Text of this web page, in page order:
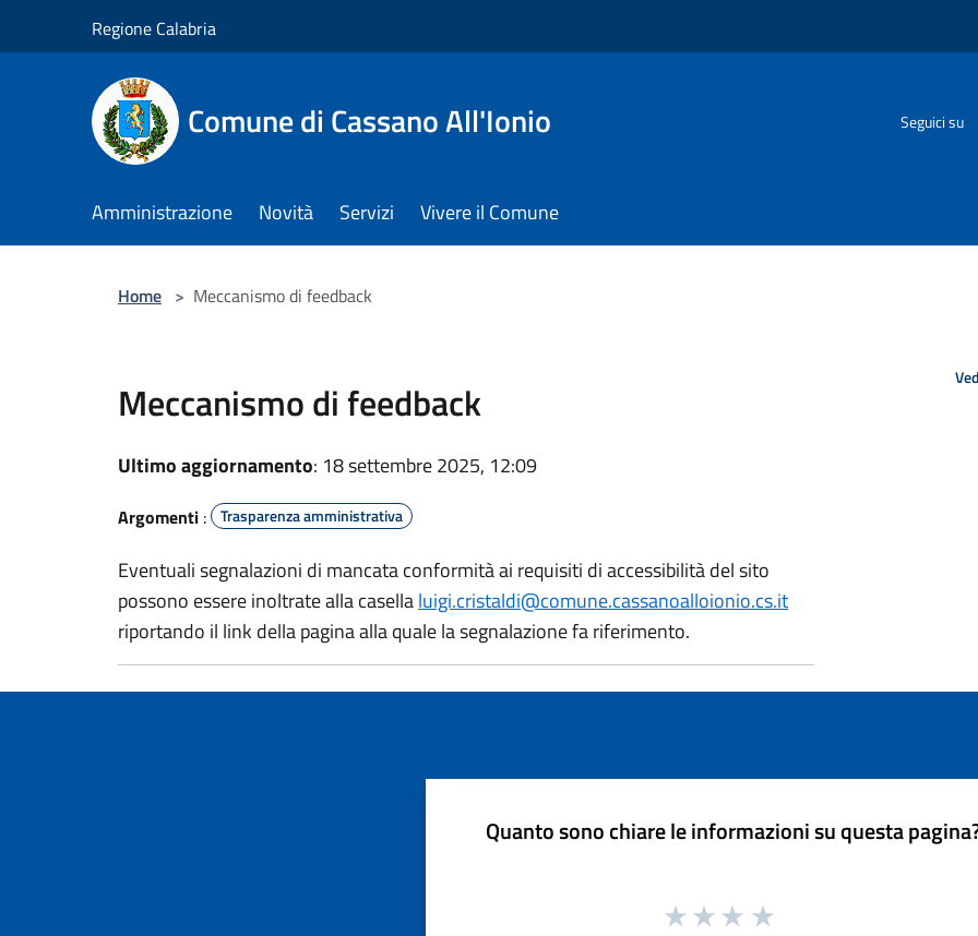
Regione Calabria
Comune di Cassano All'Ionio Seguici su
Amministrazione Novità Servizi Vivere il Comune
Home > Meccanismo di feedback
Meccanismo di feedback
Ultimo aggiornamento: 18 settembre 2025, 12:09
Argomenti : Trasparenza amministrativa
Eventuali segnalazioni di mancata conformità ai requisiti di accessibilità del sito
possono essere inoltrate alla casellaluigi.cristaldi@comune.cassanoalloionio.cs.it
riportando il link della pagina alla quale la segnalazione fa riferimento.
Quanto sono chiare le informazioni su questa